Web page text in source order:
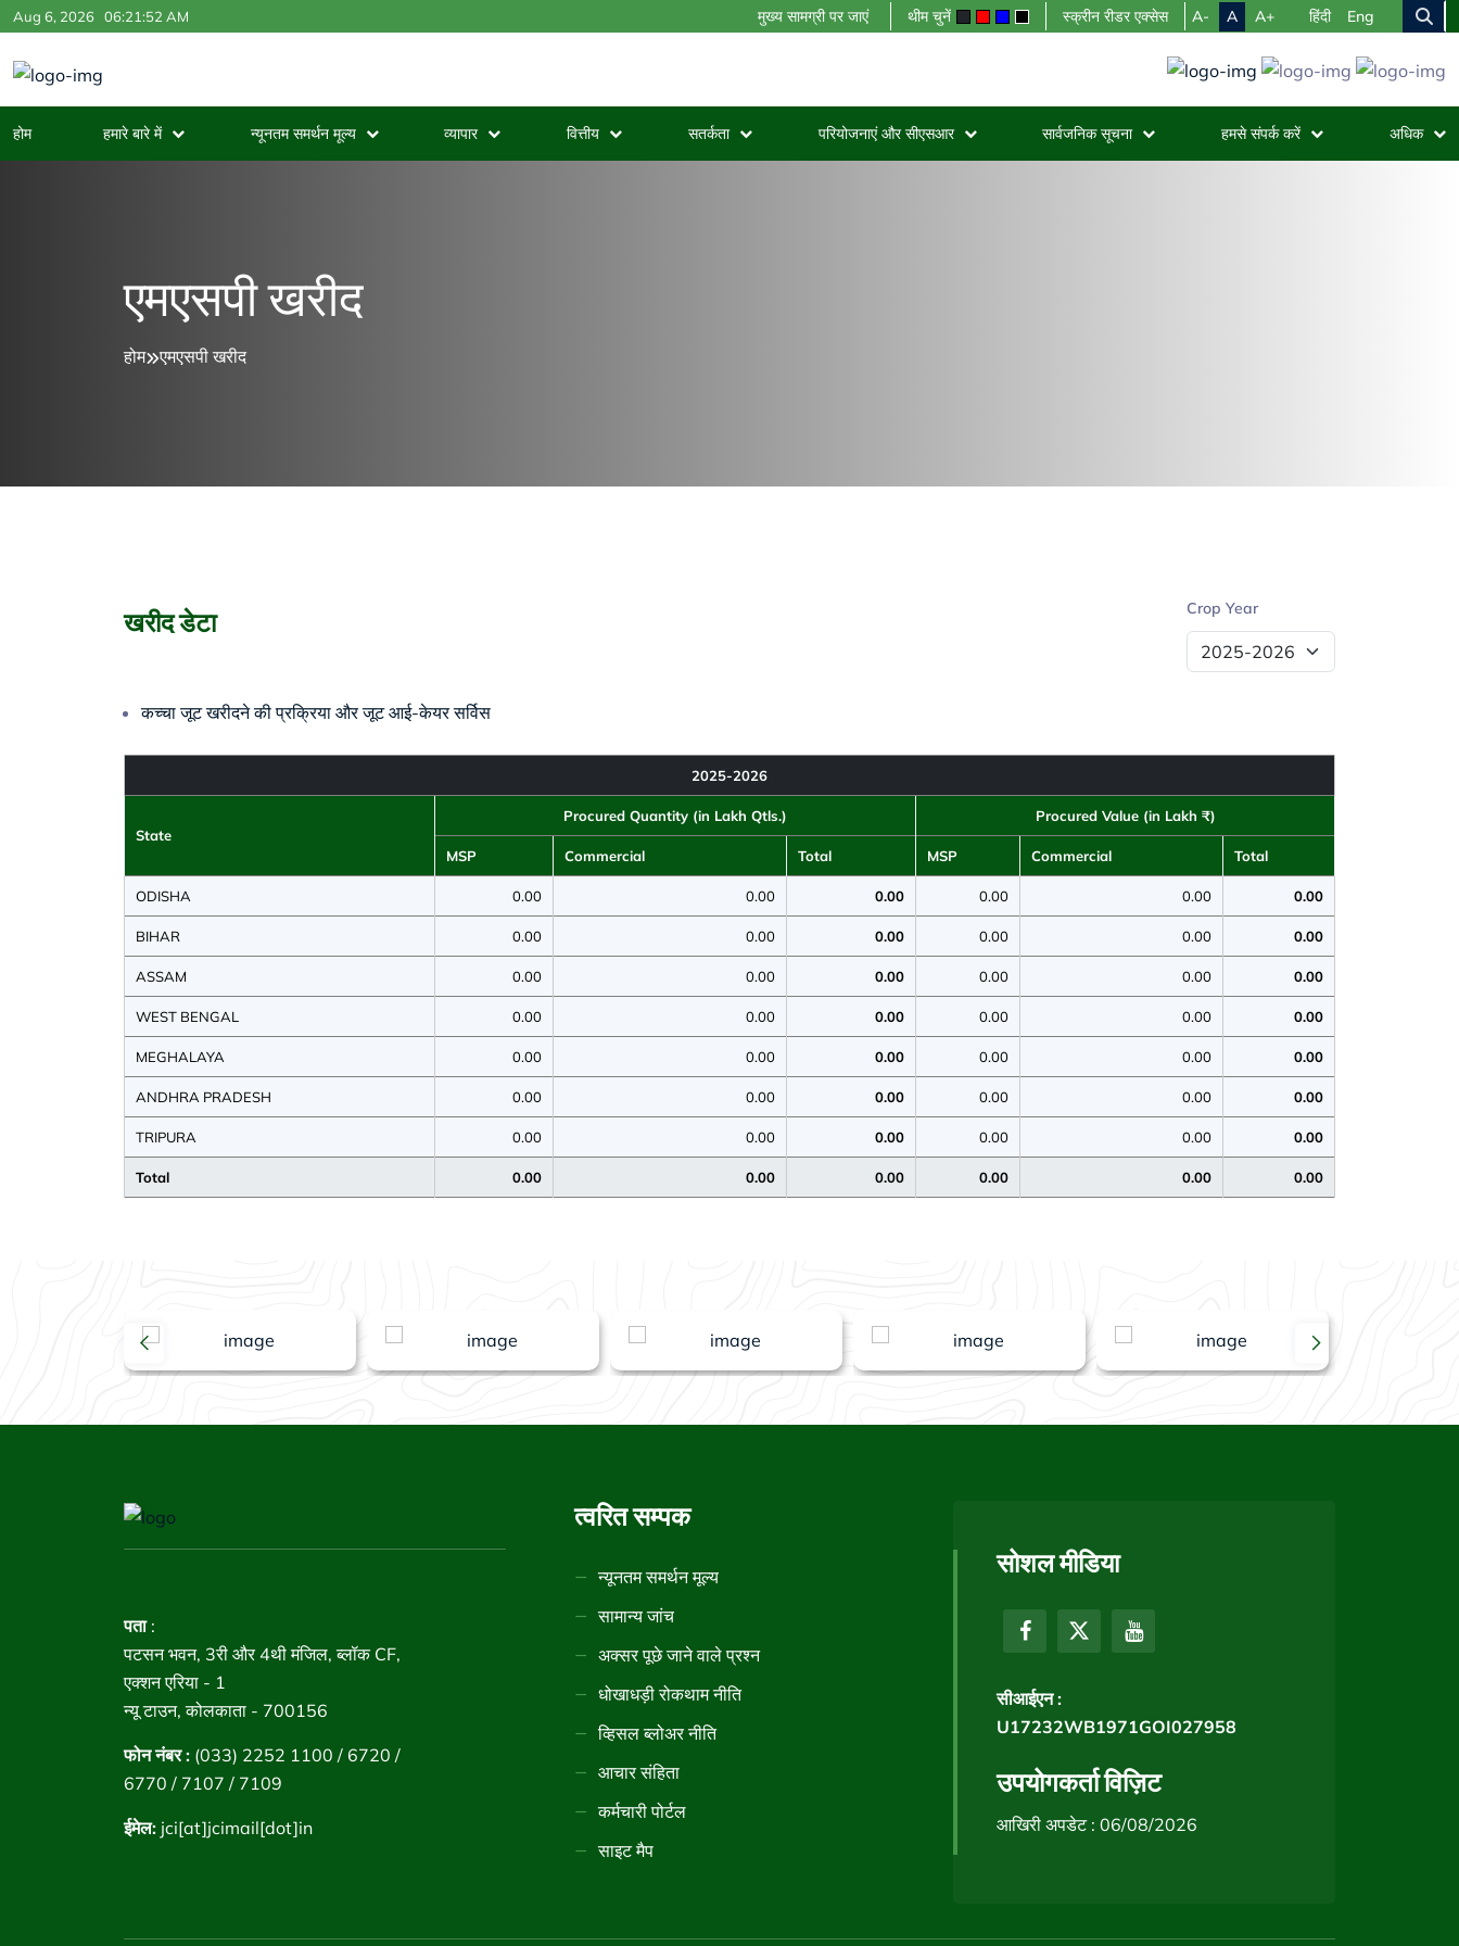
Aug 6, 2026 06:21:52 AM मुख्य सामग्री पर जाएं थीम चुनें स्क्रीन रीडर एक्सेस A- A A+ हिंदी Eng
होम हमारे बारे में न्यूनतम समर्थन मूल्य व्यापार वित्तीय सतर्कता परियोजनाएं और सीएसआर सार्वजनिक सूचना हमसे संपर्क करें अधिक
एमएसपी खरीद
होम एमएसपी खरीद
खरीद डेटा Crop Year
कच्चा जूट खरीदने की प्रक्रिया और जूट आई-केयर सर्विस
2025-2026
State
Procured Quantity (in Lakh Qtls.) Procured Value (in Lakh ₹)
MSP Commercial Total MSP Commercial Total
ODISHA 0.00 0.00 0.00 0.00 0.00 0.00
BIHAR 0.00 0.00 0.00 0.00 0.00 0.00
ASSAM 0.00 0.00 0.00 0.00 0.00 0.00
WEST BENGAL 0.00 0.00 0.00 0.00 0.00 0.00
MEGHALAYA 0.00 0.00 0.00 0.00 0.00 0.00
ANDHRA PRADESH 0.00 0.00 0.00 0.00 0.00 0.00
TRIPURA 0.00 0.00 0.00 0.00 0.00 0.00
Total 0.00 0.00 0.00 0.00 0.00 0.00
पता:
पटसन भवन, 3री और 4थी मंजिल, ब्लॉक CF,
एक्शन एरिया - 1
न्यू टाउन, कोलकाता - 700156
फोन नंबर : (033) 2252 1100 / 6720 /
6770 / 7107 / 7109
ईमेल: jci[at]jcimail[dot]in
त्वरित सम्पक
न्यूनतम समर्थन मूल्य
सामान्य जांच
अक्सर पूछे जाने वाले प्रश्न
धोखाधड़ी रोकथाम नीति
व्हिसल ब्लोअर नीति
आचार संहिता
कर्मचारी पोर्टल
साइट मैप
सोशल मीडिया
सीआईएन :
U17232WB1971GOI027958
उपयोगकर्ता विज़िट
आखिरी अपडेट : 06/08/2026